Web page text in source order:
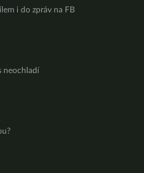
i do zpráv na FB
neochladí